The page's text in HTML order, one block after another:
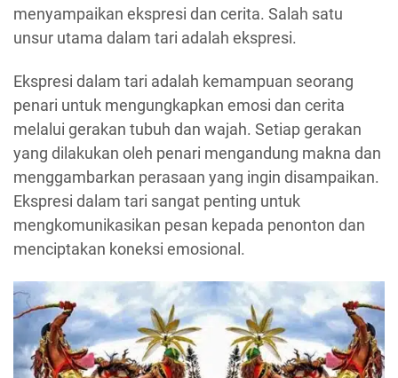
menyampaikan ekspresi dan cerita. Salah satu
unsur utama dalam tari adalah ekspresi.
Ekspresi dalam tari adalah kemampuan seorang
penari untuk mengungkapkan emosi dan cerita
melalui gerakan tubuh dan wajah. Setiap gerakan
yang dilakukan oleh penari mengandung makna dan
menggambarkan perasaan yang ingin disampaikan.
Ekspresi dalam tari sangat penting untuk
mengkomunikasikan pesan kepada penonton dan
menciptakan koneksi emosional.